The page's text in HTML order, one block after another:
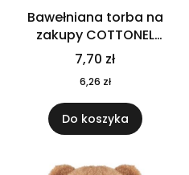
Bawełniana torba na
zakupy COTTONEL
COLOUR++ MO9846-11
7,70 zł
6,26 zł
Do koszyka